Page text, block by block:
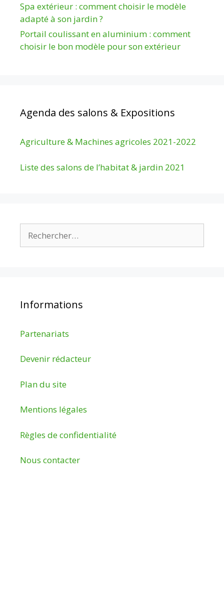
Spa extérieur : comment choisir le modèle
adapté à son jardin ?
Portail coulissant en aluminium : comment
choisir le bon modèle pour son extérieur
Agenda des salons & Expositions
Agriculture & Machines agricoles 2021-2022
Liste des salons de l’habitat & jardin 2021
Informations
Partenariats
Devenir rédacteur
Plan du site
Mentions légales
Règles de confidentialité
Nous contacter